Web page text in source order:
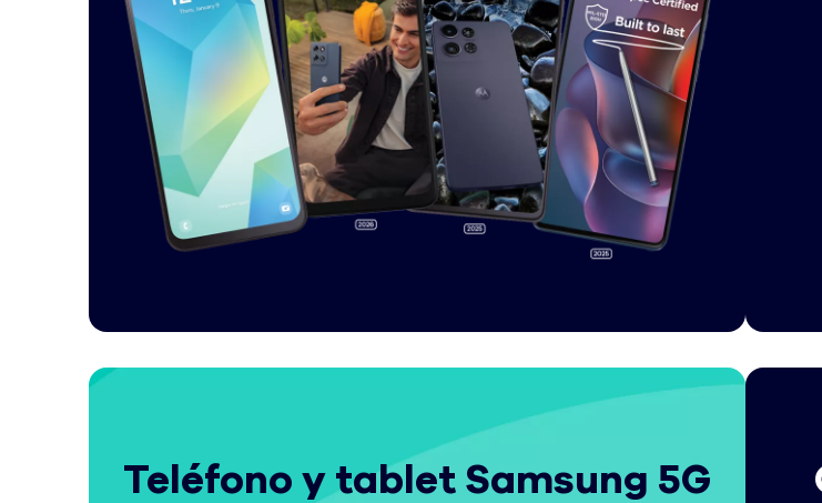
Teléfono y tablet Samsung 5G